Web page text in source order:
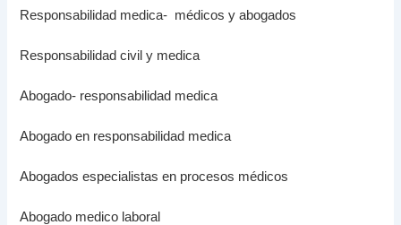
Responsabilidad medica- médicos y abogados
Responsabilidad civil y medica
Abogado- responsabilidad medica
Abogado en responsabilidad medica
Abogados especialistas en procesos médicos
Abogado medico laboral